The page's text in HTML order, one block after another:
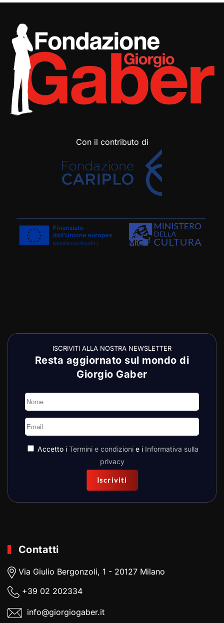
Con il contributo di
ISCRIVITI ALLA NOSTRA NEWSLETTER
Resta aggiornato sul mondo di
Giorgio Gaber
Accetto i Termini e condizioni e i Informativa sulla
privacy
Iscriviti
Contatti
Via Giulio Bergonzoli, 1 - 20127 Milano
+39 02 202334
info@giorgiogaber.it